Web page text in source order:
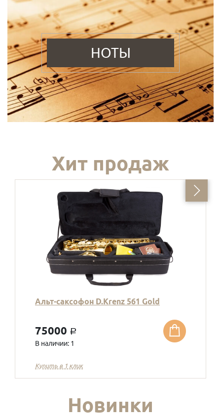
НОТЫ
Хит продаж
Альт-саксофон D.Krenz 561 Gold
75000 a
В наличии: 1
Купить в 1 клик
Новинки